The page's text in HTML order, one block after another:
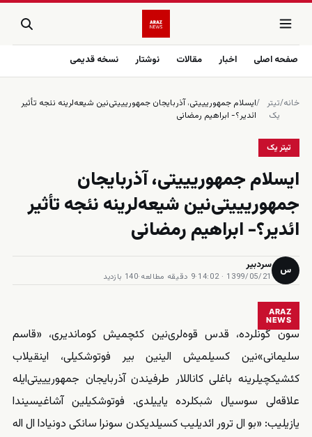
صفحه اصلی اخبار مقالات نوشتار نسخه قدیمی
خانه/تیتر
یک
/ایسلام جمهوریییتی، آذربایجان جمهوریییتی‌نین شیعه‌‌‌لرینه نئجه تأثیر
ائدیر؟- ابراهیم رمضانی
تیتر یک
ایسلام جمهوریییتی، آذربایجان
جمهوریییتی‌نین شیعه‌‌‌لرینه نئجه تأثیر
ائدیر؟- ابراهیم رمضانی
س سردبیر
1399/05/21 · 14:02
·9 دقیقه مطالعه ·140 بازدید
ARAZ
NEWS
سون گونلرده، قدس قوه‌لری‌نین کئچمیش کوماندیری، «قاسم
سلیمانی»نین کسیلمیش الینین بیر فوتوشکیلی، اینقیلاب
کئشیکچیلرینه باغلی کاناللار طرفیندن آذربایجان جمهوریییتی‌ایله
علاقه‌‌‌لی سوسیال شبکلرده یاییلدی. فوتوشکیلین آشاغیسیندا
یازیلیب: «بو ال ترور ائدیلیب کسیلدیکدن سونرا سانکی دونیادا ال اله